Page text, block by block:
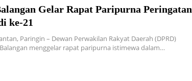
Gelar Rapat Paripurna Peringatan
ke-21
Paringin – Dewan Perwakilan Rakyat Daerah (DPRD)
menggelar rapat paripurna istimewa dalam…